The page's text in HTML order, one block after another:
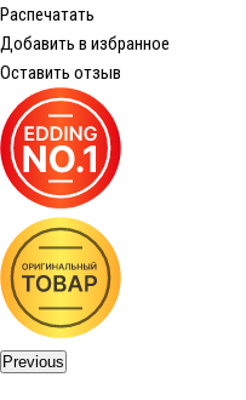
Распечатать
Добавить в избранное
Оставить отзыв
Previous